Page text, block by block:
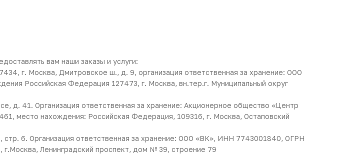
вам наши заказы и услуги:
г. Москва, Дмитровское ш., д. 9, организация ответственная за хранение: ООО
Российская Федерация 127473, г. Москва, вн.тер.г. Муниципальный округ
д. 41. Организация ответственная за хранение: Акционерное общество «Центр
место нахождения: Российская Федерация, 109316, г. Москва, Остаповский
6. Организация ответственная за хранение: ООО «ВК», ИНН 7743001840, ОГРН
Ленинградский проспект, дом № 39, строение 79